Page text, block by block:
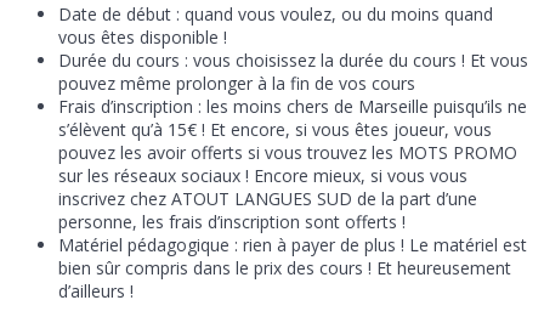
Date de début : quand vous voulez, ou du moins quand
vous êtes disponible !
Durée du cours : vous choisissez la durée du cours ! Et vous
pouvez même prolonger à la fin de vos cours
Frais d’inscription : les moins chers de Marseille puisqu’ils ne
s’élèvent qu’à 15€ ! Et encore, si vous êtes joueur, vous
pouvez les avoir offerts si vous trouvez les MOTS PROMO
sur les réseaux sociaux ! Encore mieux, si vous vous
inscrivez chez ATOUT LANGUES SUD de la part d’une
personne, les frais d’inscription sont offerts !
Matériel pédagogique : rien à payer de plus ! Le matériel est
bien sûr compris dans le prix des cours ! Et heureusement
d’ailleurs !